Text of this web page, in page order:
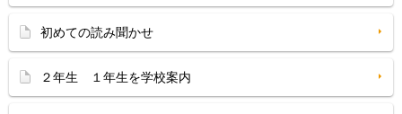
初めての読み聞かせ
２年生 １年生を学校案内